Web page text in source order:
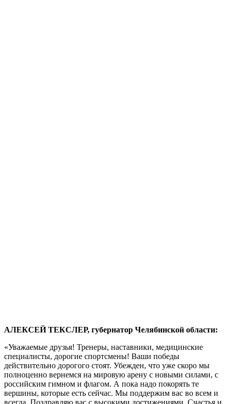
АЛЕКСЕЙ ТЕКСЛЕР, губернатор Челябинской области:
«Уважаемые друзья! Тренеры, наставники, медицинские
специалисты, дорогие спортсмены! Ваши победы
действительно дорогого стоят. Убежден, что уже скоро мы
полноценно вернемся на мировую арену с новыми силами, с
российским гимном и флагом. А пока надо покорять те
вершины, которые есть сейчас. Мы поддержим вас во всем и